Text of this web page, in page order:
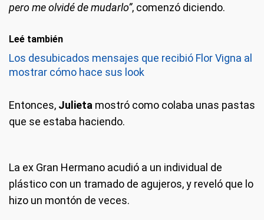
pero me olvidé de mudarlo”, comenzó diciendo.
Leé también
Los desubicados mensajes que recibió Flor Vigna al
mostrar cómo hace sus look
Entonces, Julieta mostró como colaba unas pastas
que se estaba haciendo.
La ex Gran Hermano acudió a un individual de
plástico con un tramado de agujeros, y reveló que lo
hizo un montón de veces.